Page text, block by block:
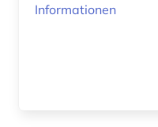
sammlung (1)
Informationen